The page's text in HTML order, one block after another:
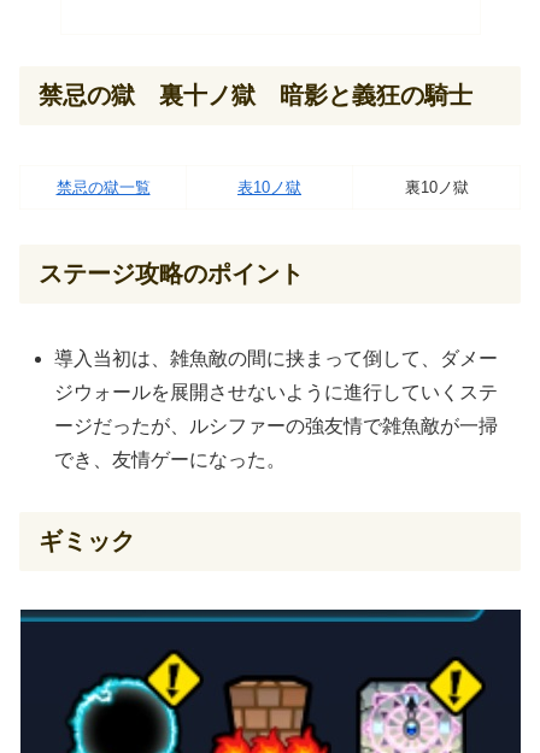
禁忌の獄 裏十ノ獄 暗影と義狂の騎士
禁忌の獄一覧 表10ノ獄 裏10ノ獄
ステージ攻略のポイント
導入当初は、雑魚敵の間に挟まって倒して、ダメー
ジウォールを展開させないように進行していくステ
ージだったが、ルシファーの強友情で雑魚敵が一掃
でき、友情ゲーになった。
ギミック